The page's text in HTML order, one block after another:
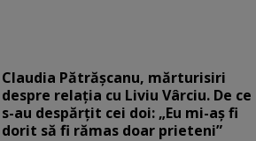
Claudia Pătrășcanu, mărturisiri
despre relația cu Liviu Vârciu. De ce
s-au despărțit cei doi: „Eu mi-aș fi
dorit să fi rămas doar prieteni”